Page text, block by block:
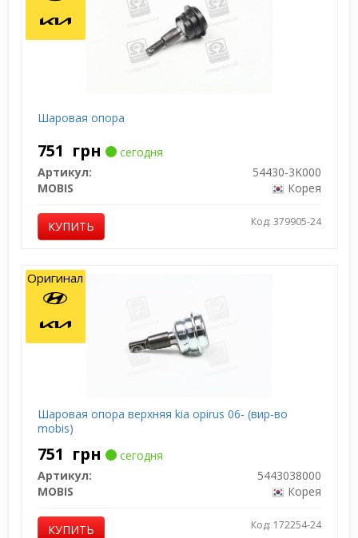
Шаровая опора
751 грн
сегодня
Артикул:
54430-3K000
MOBIS
Корея
КУПИТЬ Код: 379905-24
Шаровая опора верхняя kia opirus 06- (вир-во
mobis)
751 грн
сегодня
Артикул:
5443038000
MOBIS
Корея
КУПИТЬ Код: 172254-24
Оригинал